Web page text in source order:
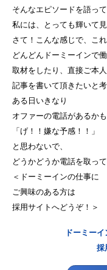
そんなエピソードを語って
私には、とっても輝いて見
さて！こんな感じで、これ
どんどんドーミーインで働
取材をしたり、直接ご本
記事を書いて頂きたいと
ある日いきなり
オファーの電話があるかも
「げ！！嫌な予感！！」
と思わないで、
どうかどうか電話を取っ
＜ドーミーインの仕事に
ご興味のある方は
採用サイトへどうぞ！＞
ドーミー
採